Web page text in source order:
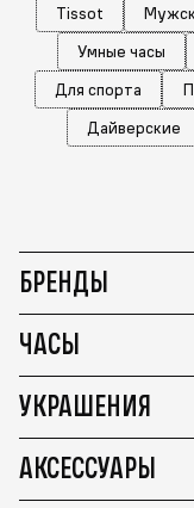
Tissot
Умные часы
Для спорта
Дайверские
БРЕНДЫ
ЧАСЫ
УКРАШЕНИЯ
АКСЕССУАРЫ